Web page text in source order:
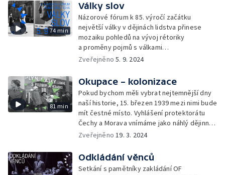
74 min
Války slov
Názorové fórum k 85. výročí začátku
největší války v dějinách lidstva přinese
mozaiku pohledů na vývoj rétoriky
a proměny pojmů s válkami
spojených. Každý počátek války doprovází
společného ty současné s těmi z minulého
století?
Zveřejněno5. 9. 2024
81 min
Okupace – kolonizace
Pokud bychom měli vybrat nejtemnější dny
naší historie, 15. březen 1939 mezi nimi bude
mít čestné místo. Vyhlášení protektorátu
Čechy a Morava vnímáme jako náhlý dějinný
zlom, nacistické Německo se ovšem
systematicky připravovalo.
Zveřejněno19. 3. 2024
Odkládání věnců
Setkání s pamětníky zakládání OF